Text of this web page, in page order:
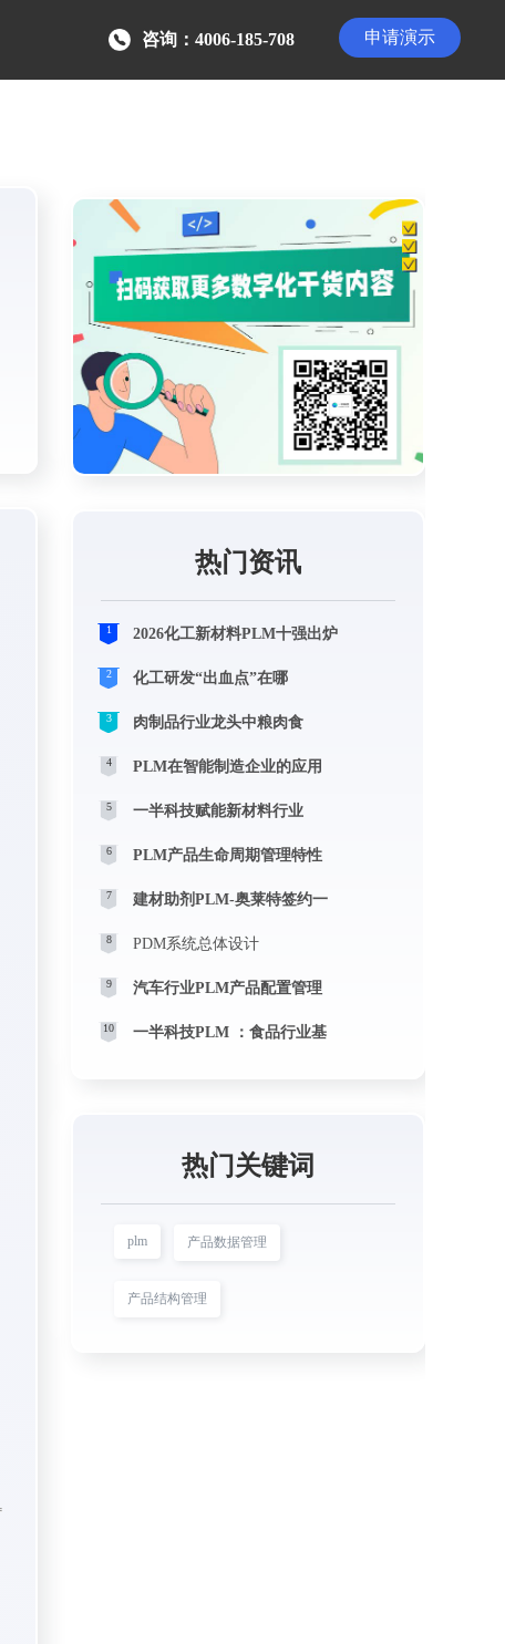
申请演示
咨询：4006-185-708
热门资讯
1 2026化工新材料PLM十强出炉
2 化工研发“出血点”在哪
3 肉制品行业龙头中粮肉食
4 PLM在智能制造企业的应用
5 一半科技赋能新材料行业
6 PLM产品生命周期管理特性
7 建材助剂PLM-奥莱特签约一
8 PDM系统总体设计
9 汽车行业PLM产品配置管理
10 一半科技PLM ：食品行业基
热门关键词
plm 产品数据管理
产品结构管理